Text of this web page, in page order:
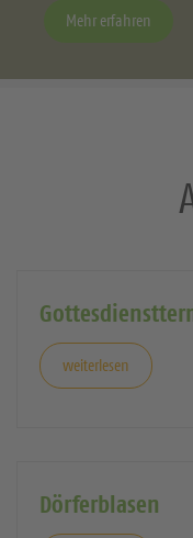
Mehr erfahren
weiterlesen
Dörferblasen